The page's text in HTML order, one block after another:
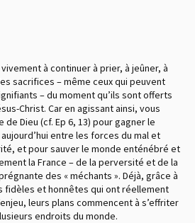
à continuer à prier, à jeûner, à
sacrifices – même ceux qui peuvent
– du moment qu’ils sont offerts
Christ. Car en agissant ainsi, vous
Dieu (cf. Ep 6, 13) pour gagner le
entre les forces du mal et
et pour sauver le monde enténébré et
la France – de la perversité et de la
des « méchants ». Déjà, grâce à
fidèles et honnêtes qui ont réellement
leurs plans commencent à s’effriter
endroits du monde.